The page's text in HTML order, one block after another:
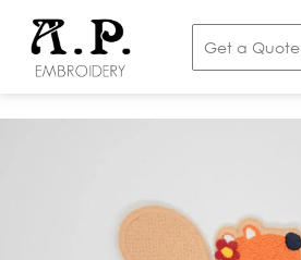
Get a Quote